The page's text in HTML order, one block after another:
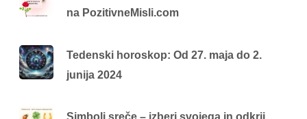
na PozitivneMisli.com
Tedenski horoskop: Od 27. maja do 2.
junija 2024